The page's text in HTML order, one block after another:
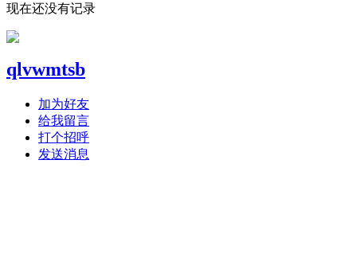
现在还没有记录
qlvwmtsb
加为好友
给我留言
打个招呼
发送消息